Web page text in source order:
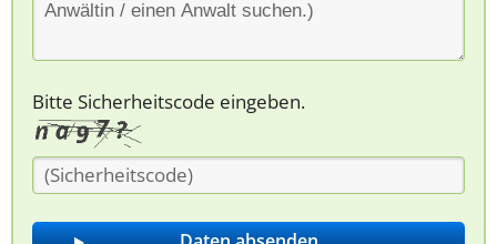
Bitte Sicherheitscode eingeben.